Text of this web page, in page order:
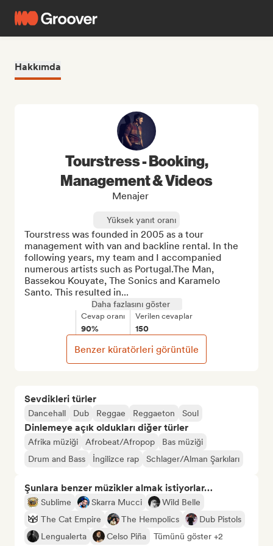
Hakkımda
Sevdikleri türler
Dancehall Dub Reggae Reggaeton Soul
Dinlemeye açık oldukları diğer türler
Afrika müziği Afrobeat/Afropop
Bas müziği
Drum and Bass
İngilizce rap Schlager/Alman Şarkıları
Şunlara benzer müzikler almak istiyorlar…
Sublime Skarra Mucci
Wild Belle
The Cat Empire
The Hempolics
Dub Pistols
Lengualerta
Celso Piña Tümünü göster +2
Tourstress - Booking,
Management & Videos
Menajer
Yüksek yanıt oranı
Tourstress was founded in 2005 as a tour
management with van and backline rental. In the
following years, my team and I accompanied
numerous artists such as Portugal.The Man,
Bassekou Kouyate, The Sonics and Karamelo
Santo. This resulted in...
Daha fazlasını göster
Cevap oranı
90%
Verilen cevaplar
150
Benzer küratörleri görüntüle